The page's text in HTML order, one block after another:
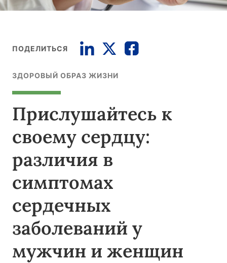
ПОДЕЛИТЬСЯ
ЗДОРОВЫЙ ОБРАЗ ЖИЗНИ
Прислушайтесь к
своему сердцу:
различия в
симптомах
сердечных
заболеваний у
мужчин и женщин